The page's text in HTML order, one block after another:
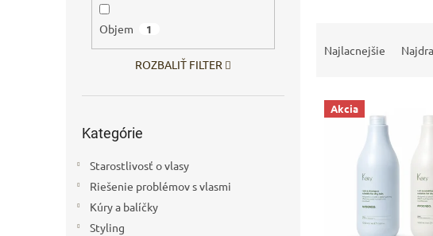
Objem 1
ROZBALIŤ FILTER
kategórie
Kategórie
Starostlivosť o vlasy
Riešenie problémov s vlasmi
Kúry a balíčky
Styling
Najlacnejšie
V Akcia